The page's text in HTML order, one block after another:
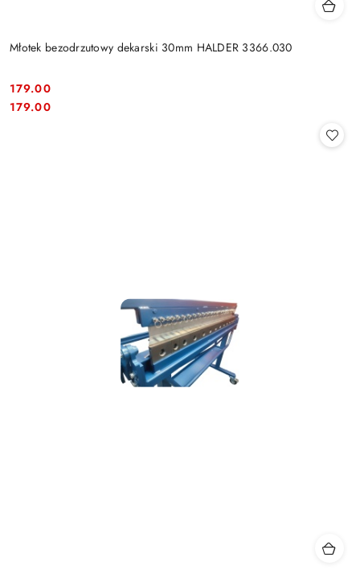
Młotek bezodrzutowy dekarski 30mm HALDER 3366.030
Cena:
179.00
Cena:
179.00